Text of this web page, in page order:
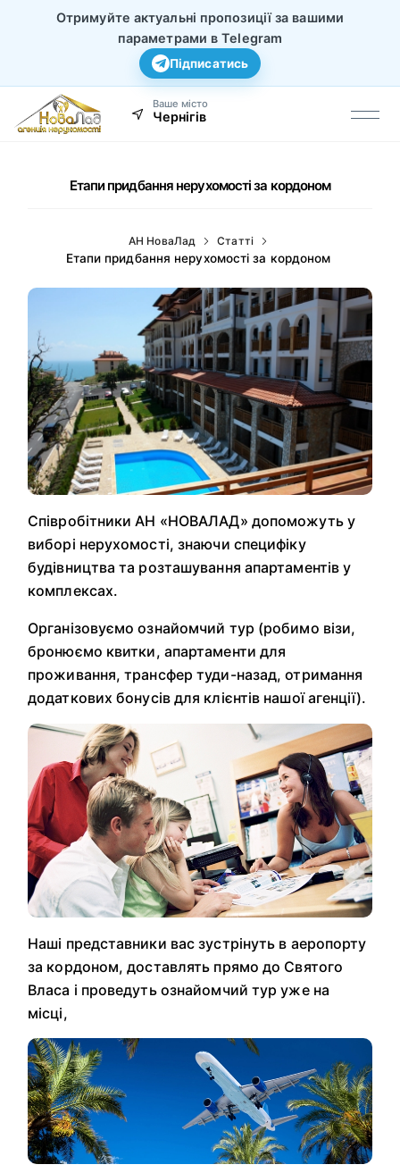
Отримуйте актуальні пропозиції за вашими
параметрами в Telegram
Підписатись
Ваше місто
Чернігів
Етапи придбання нерухомості за кордоном
АН НоваЛад Статті
Етапи придбання нерухомості за кордоном
Співробітники АН «НОВАЛАД» допоможуть у
виборі нерухомості, знаючи специфіку
будівництва та розташування апартаментів у
комплексах.
Організовуємо ознайомчий тур (робимо візи,
бронюємо квитки, апартаменти для
проживання, трансфер туди-назад, отримання
додаткових бонусів для клієнтів нашої агенції).
Наші представники вас зустрінуть в аеропорту
за кордоном, доставлять прямо до Святого
Власа і проведуть ознайомчий тур уже на
місці,